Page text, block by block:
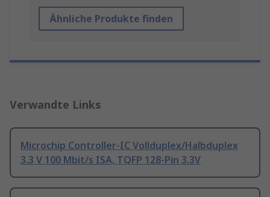
Ähnliche Produkte finden
Verwandte Links
Microchip Controller-IC Vollduplex/Halbduplex
3.3 V 100 Mbit/s ISA, TQFP 128-Pin 3.3V